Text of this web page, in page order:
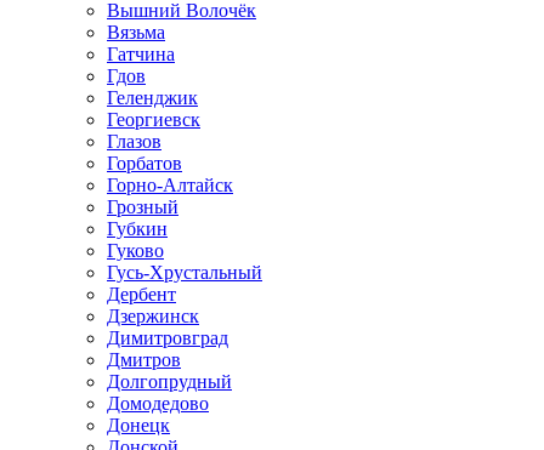
Вышний Волочёк
Вязьма
Гатчина
Гдов
Геленджик
Георгиевск
Глазов
Горбатов
Горно-Алтайск
Грозный
Губкин
Гуково
Гусь-Хрустальный
Дербент
Дзержинск
Димитровград
Дмитров
Долгопрудный
Домодедово
Донецк